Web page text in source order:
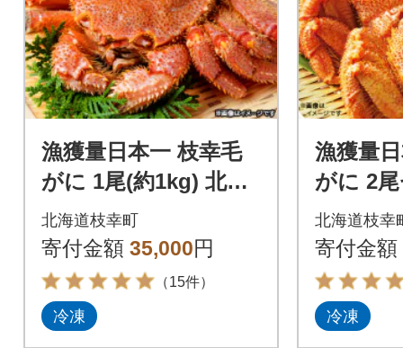
漁獲量日本一 枝幸毛
がに 1尾(約1kg) 北海
道枝幸町産
北海道枝幸町
寄付金額 35,000円
（15件）
冷凍
漁獲量
がに 2
g×2尾)
産
北海道枝幸
寄付金額
冷凍